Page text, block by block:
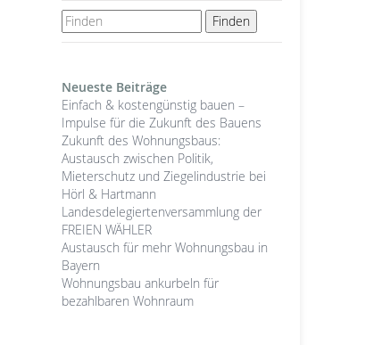
Neueste Beiträge
Einfach & kostengünstig bauen –
Impulse für die Zukunft des Bauens
Zukunft des Wohnungsbaus:
Austausch zwischen Politik,
Mieterschutz und Ziegelindustrie bei
Hörl & Hartmann
Landesdelegiertenversammlung der
FREIEN WÄHLER
Austausch für mehr Wohnungsbau in
Bayern
Wohnungsbau ankurbeln für
bezahlbaren Wohnraum